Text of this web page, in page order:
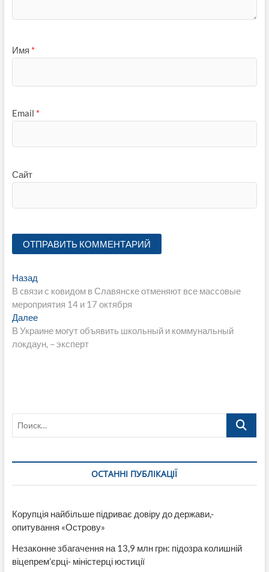
Имя *
Email *
Сайт
Навигация
по
записям
НазадПредыдущая
запись:
В cвязи с ковидом в Славянске отменяют все массовые
мероприятия 14 и 17 октября
ДалееСледующая
запись:
В Украине могут объявить школьный и коммунальный
локдаун, – эксперт
Поиск…
ОСТАННІ ПУБЛІКАЦІЇ
Корупція найбільше підриває довіру до держави,-
опитування «Острову»
Незаконне збагачення на 13,9 млн грн: підозра колишній
віцепрем’єрці- міністерці юстиції